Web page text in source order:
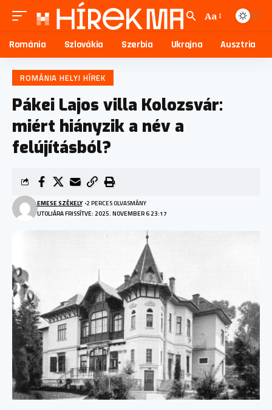
Aa
Románia Szlovákia Szerbia Ukrajna Ausztria
ROMÁNIA HELYI HÍREK
Pákei Lajos villa Kolozsvár:
miért hiányzik a név a
felújításból?
UTOLJÁRA FRISSÍTVE: 2025. NOVEMBER 6 23:17
EMESE SZÉKELY 2 PERCES OLVASMÁNY